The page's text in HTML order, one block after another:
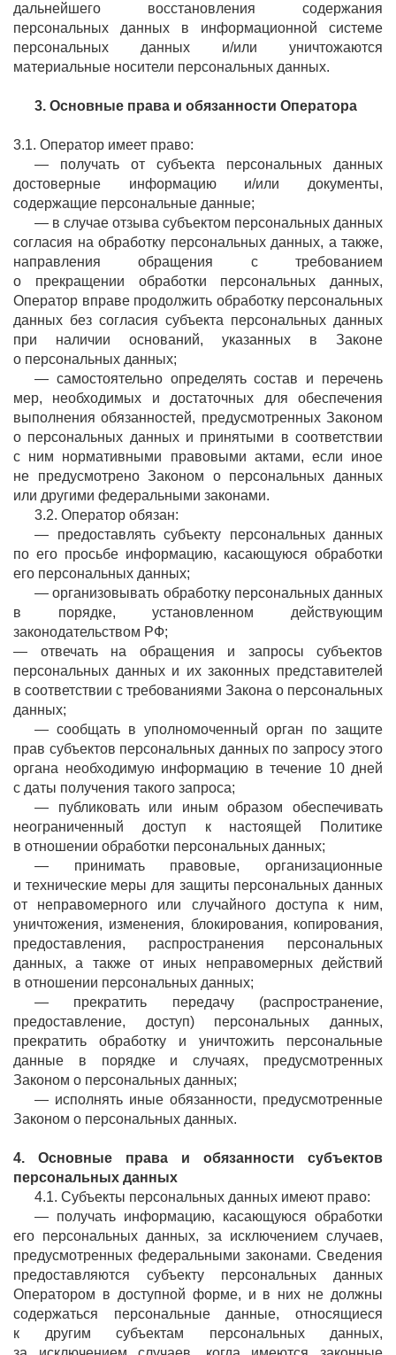
дальнейшего восстановления содержания
персональных данных в информационной системе
персональных данных и/или уничтожаются
материальные носители персональных данных.
3. Основные права и обязанности Оператора
3.1. Оператор имеет право:
— получать от субъекта персональных данных
достоверные информацию и/или документы,
содержащие персональные данные;
— в случае отзыва субъектом персональных данных
согласия на обработку персональных данных, а также,
направления обращения с требованием
о прекращении обработки персональных данных,
Оператор вправе продолжить обработку персональных
данных без согласия субъекта персональных данных
при наличии оснований, указанных в Законе
о персональных данных;
— самостоятельно определять состав и перечень
мер, необходимых и достаточных для обеспечения
выполнения обязанностей, предусмотренных Законом
о персональных данных и принятыми в соответствии
с ним нормативными правовыми актами, если иное
не предусмотрено Законом о персональных данных
или другими федеральными законами.
3.2. Оператор обязан:
— предоставлять субъекту персональных данных
по его просьбе информацию, касающуюся обработки
его персональных данных;
— организовывать обработку персональных данных
в порядке, установленном действующим
законодательством РФ;
— отвечать на обращения и запросы субъектов
персональных данных и их законных представителей
в соответствии с требованиями Закона о персональных
данных;
— сообщать в уполномоченный орган по защите
прав субъектов персональных данных по запросу этого
органа необходимую информацию в течение 10 дней
с даты получения такого запроса;
— публиковать или иным образом обеспечивать
неограниченный доступ к настоящей Политике
в отношении обработки персональных данных;
— принимать правовые, организационные
и технические меры для защиты персональных данных
от неправомерного или случайного доступа к ним,
уничтожения, изменения, блокирования, копирования,
предоставления, распространения персональных
данных, а также от иных неправомерных действий
в отношении персональных данных;
— прекратить передачу (распространение,
предоставление, доступ) персональных данных,
прекратить обработку и уничтожить персональные
данные в порядке и случаях, предусмотренных
Законом о персональных данных;
— исполнять иные обязанности, предусмотренные
Законом о персональных данных.
4. Основные права и
обязанности субъектов
персональных данных
4.1. Субъекты персональных данных имеют право:
— получать информацию, касающуюся обработки
его персональных данных, за исключением случаев,
предусмотренных федеральными законами. Сведения
предоставляются субъекту персональных данных
Оператором в доступной форме, и в них не должны
содержаться персональные данные, относящиеся
к другим субъектам персональных данных,